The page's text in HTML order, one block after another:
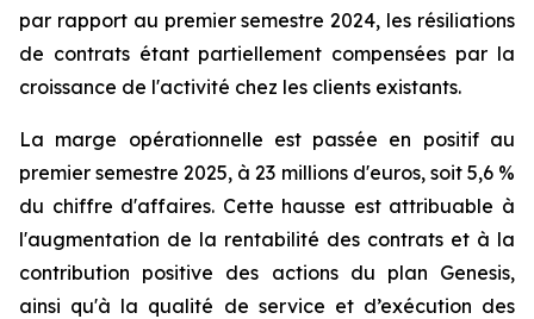
par rapport au premier semestre 2024, les résiliations
de contrats étant partiellement compensées par la
croissance de l'activité chez les clients existants.
La marge opérationnelle est passée en positif au
premier semestre 2025, à 23 millions d'euros, soit 5,6 %
du chiffre d'affaires. Cette hausse est attribuable à
l'augmentation de la rentabilité des contrats et à la
contribution positive des actions du plan Genesis,
ainsi qu'à la qualité de service et d’exécution des